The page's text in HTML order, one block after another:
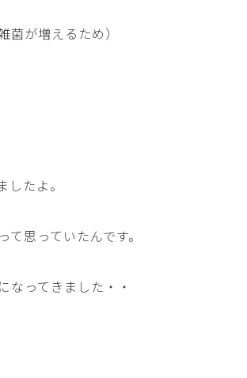
が増えるため）
たよ。
思っていたんです。
なってきました・・